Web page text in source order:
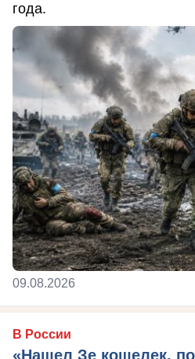
года.
09.08.2026
В России
«Нашел Зе кошелек,